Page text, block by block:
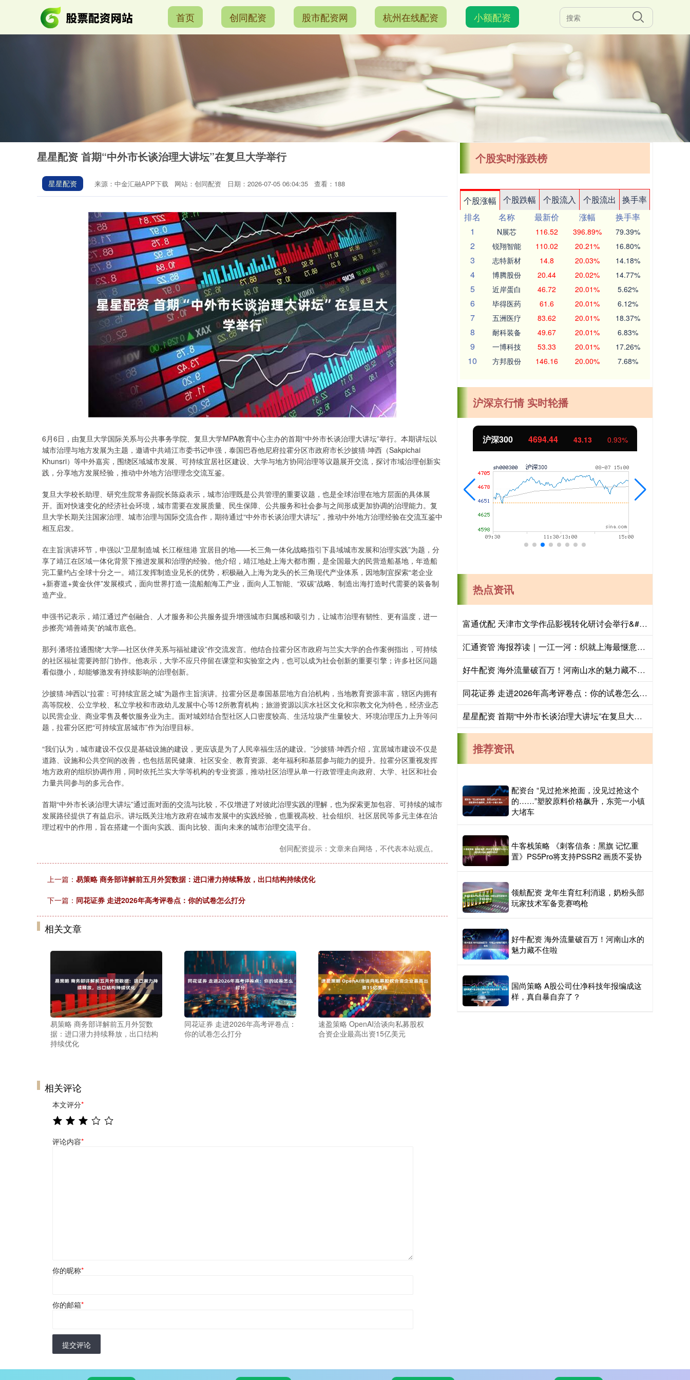
首页 创同配资 股市配资网 杭州在线配资 小额配资
星星配资 首期“中外市长谈治理大讲坛”在复旦大学举行
星星配资 来源：中金汇融APP下载 网站：创同配资 日期：2026-07-05 06:04:35 查看：188
6月6日，由复旦大学国际关系与公共事务学院、复旦大学MPA教育中心主办的首期“中外市长谈治理大讲坛”举行。本期讲坛以
城市治理与地方发展为主题，邀请中共靖江市委书记申强，泰国巴吞他尼府拉霍分区市政府市长沙披猜·坤西（Sakpichai
Khunsri）等中外嘉宾，围绕区域城市发展、可持续宜居社区建设、大学与地方协同治理等议题展开交流，探讨市域治理创新实
践，分享地方发展经验，推动中外地方治理理念交流互鉴。
复旦大学校长助理、研究生院常务副院长陈焱表示，城市治理既是公共管理的重要议题，也是全球治理在地方层面的具体展
开。面对快速变化的经济社会环境，城市需要在发展质量、民生保障、公共服务和社会参与之间形成更加协调的治理能力。复
旦大学长期关注国家治理、城市治理与国际交流合作，期待通过“中外市长谈治理大讲坛”，推动中外地方治理经验在交流互鉴中
相互启发。
在主旨演讲环节，申强以“卫星制造城 长江枢纽港 宜居目的地——长三角一体化战略指引下县域城市发展和治理实践”为题，分
享了靖江在区域一体化背景下推进发展和治理的经验。他介绍，靖江地处上海大都市圈，是全国最大的民营造船基地，年造船
完工量约占全球十分之一。靖江发挥制造业见长的优势，积极融入上海为龙头的长三角现代产业体系，因地制宜探索“老企业
+新赛道+黄金伙伴”发展模式，面向世界打造一流船舶海工产业，面向人工智能、“双碳”战略、制造出海打造时代需要的装备制
造产业。
申强书记表示，靖江通过产创融合、人才服务和公共服务提升增强城市归属感和吸引力，让城市治理有韧性、更有温度，进一
步擦亮“靖善靖美”的城市底色。
那列·潘塔拉通围绕“大学—社区伙伴关系与福祉建设”作交流发言。他结合拉霍分区市政府与兰实大学的合作案例指出，可持续
的社区福祉需要跨部门协作。他表示，大学不应只停留在课堂和实验室之内，也可以成为社会创新的重要引擎；许多社区问题
看似微小，却能够激发有持续影响的治理创新。
沙披猜·坤西以“拉霍：可持续宜居之城”为题作主旨演讲。拉霍分区是泰国基层地方自治机构，当地教育资源丰富，辖区内拥有
高等院校、公立学校、私立学校和市政幼儿发展中心等12所教育机构；旅游资源以滨水社区文化和宗教文化为特色，经济业态
以民营企业、商业零售及餐饮服务业为主。面对城郊结合型社区人口密度较高、生活垃圾产生量较大、环境治理压力上升等问
题，拉霍分区把“可持续宜居城市”作为治理目标。
“我们认为，城市建设不仅仅是基础设施的建设，更应该是为了人民幸福生活的建设。”沙披猜·坤西介绍，宜居城市建设不仅是
道路、设施和公共空间的改善，也包括居民健康、社区安全、教育资源、老年福利和基层参与能力的提升。拉霍分区重视发挥
地方政府的组织协调作用，同时依托兰实大学等机构的专业资源，推动社区治理从单一行政管理走向政府、大学、社区和社会
力量共同参与的多元合作。
首期“中外市长谈治理大讲坛”通过面对面的交流与比较，不仅增进了对彼此治理实践的理解，也为探索更加包容、可持续的城市
发展路径提供了有益启示。讲坛既关注地方政府在城市发展中的实践经验，也重视高校、社会组织、社区居民等多元主体在治
理过程中的作用，旨在搭建一个面向实践、面向比较、面向未来的城市治理交流平台。
创同配资提示：文章来自网络，不代表本站观点。
上一篇： 易策略 商务部详解前五月外贸数据：进口潜力持续释放，出口结构持续优化
下一篇： 同花证券 走进2026年高考评卷点：你的试卷怎么打分
相关文章
易策略 商务部详解前五月外贸数
据：进口潜力持续释放，出口结构
持续优化
同花证券 走进2026年高考评卷点：
你的试卷怎么打分
速盈策略 OpenAI洽谈向私募股权
合资企业最高出资15亿美元
相关评论
本文评分*
评论内容*
你的昵称*
你的邮箱*
提交评论
个股实时涨跌榜
个股涨幅 个股跌幅 个股流入 个股流出
换手率
排名
名称 最新价 涨幅
换手率
1
N展芯 116.52 396.89% 79.39%
2 锐翔智能 110.02 20.21% 16.80%
3 志特新材 14.8 20.03% 14.18%
4 博腾股份 20.44 20.02% 14.77%
5 近岸蛋白 46.72 20.01% 5.62%
6 毕得医药 61.6 20.01% 6.12%
7 五洲医疗 83.62 20.01% 18.37%
8 耐科装备 49.67 20.01% 6.83%
9 一博科技 53.33 20.01% 17.26%
10 方邦股份 146.16 20.00% 7.68%
沪深京行情 实时轮播
39.68 1.02% 深证成指 14311.01 200.89 1.42% 沪深300 4694.44 0.93% 北证50 1134.24
热点资讯
富通优配 天津市文学作品影视转化研讨会举行&#32;推动津派文学从“纸间”到“屏间”
汇通资管 海报荐读｜一江一河：织就上海最惬意的生活图景；超2万亿元！上海三大先导产业交出倍增答卷
好牛配资 海外流量破百万！河南山水的魅力藏不住啦
同花证券 走进2026年高考评卷点：你的试卷怎么打分
星星配资 首期“中外市长谈治理大讲坛”在复旦大学举行
推荐资讯
配资台 “见过抢米抢面，没见过抢这个
的……”塑胶原料价格飙升，东莞一小镇
大堵车
牛客栈策略 《刺客信条：黑旗 记忆重
置》PS5Pro将支持PSSR2 画质不妥协
领航配资 龙年生育红利消退，奶粉头部
玩家技术军备竞赛鸣枪
好牛配资 海外流量破百万！河南山水的
魅力藏不住啦
国尚策略 A股公司仕净科技年报编成这
样，真自暴自弃了？